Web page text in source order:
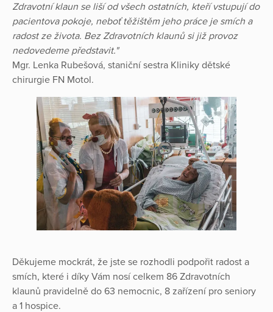
Zdravotní klaun se liší od všech ostatních, kteří vstupují do
pacientova pokoje, neboť těžištěm jeho práce je smích a
radost ze života. Bez Zdravotních klaunů si již provoz
nedovedeme představit."
Mgr. Lenka Rubešová, staniční sestra Kliniky dětské
chirurgie FN Motol.
Děkujeme mockrát, že jste se rozhodli podpořit radost a
smích, které i díky Vám nosí celkem 86 Zdravotních
klaunů pravidelně do 63 nemocnic, 8 zařízení pro seniory
a 1 hospice.